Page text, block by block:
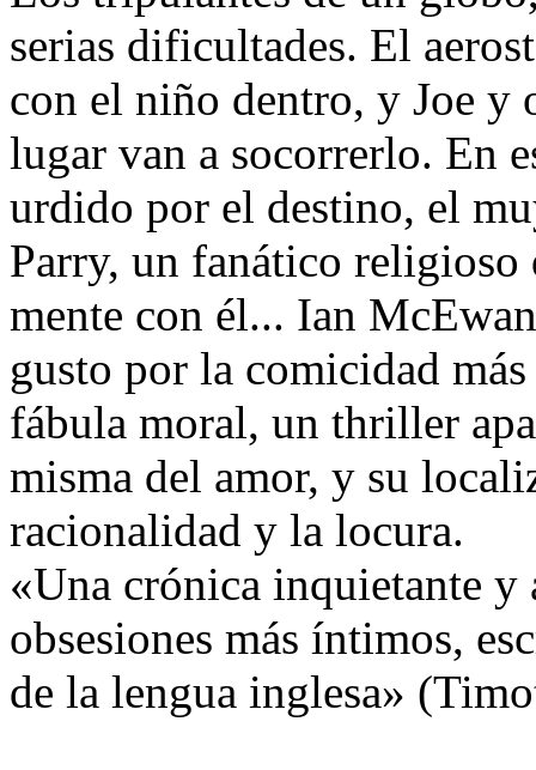
serias dificultades. El
con el niño dentro, y Joe y
lugar van a socorrerlo. En
urdido por el destino, el
Parry, un fanático
mente con él... Ian
gusto por la comicidad
fábula moral, un thriller
misma del amor, y su
racionalidad y la locura.
«Una crónica inquietante y
obsesiones más íntimos,
de la lengua inglesa»